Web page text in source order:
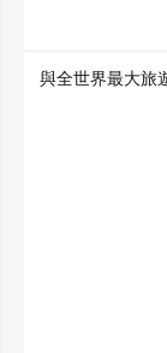
與全世界最大旅